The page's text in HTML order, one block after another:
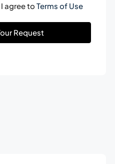
agree to Terms of Use
Request